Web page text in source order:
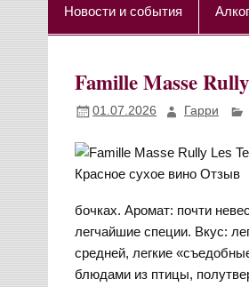
Новости и события
Famille Masse
01.07.2026 Гарри
бочках. Аромат: почти
легчайшие специи. Вкус:
средней, легкие
блюдами из птицы,